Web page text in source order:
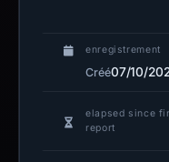
enregistrement
Créé07/10/
elapsed since
report